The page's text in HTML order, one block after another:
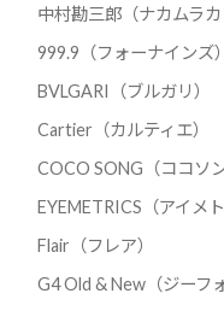
中村勘三郎（ナカムラカ
999.9（フォーナインズ）
BVLGARI（ブルガリ）
Cartier（カルティエ）
COCO SONG（ココソン
EYEMETRICS（アイメト
Flair（フレア）
G4 Old & New（ジーフ